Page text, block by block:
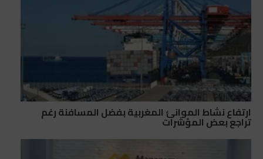
ارتفاع نشاط الموانئ المغربية بفضل المسافنة رغم
تراجع بعض المؤشرات